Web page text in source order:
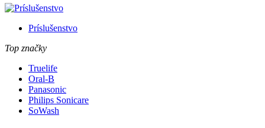
Príslušenstvo
Top značky
Truelife
Oral-B
Panasonic
Philips Sonicare
SoWash